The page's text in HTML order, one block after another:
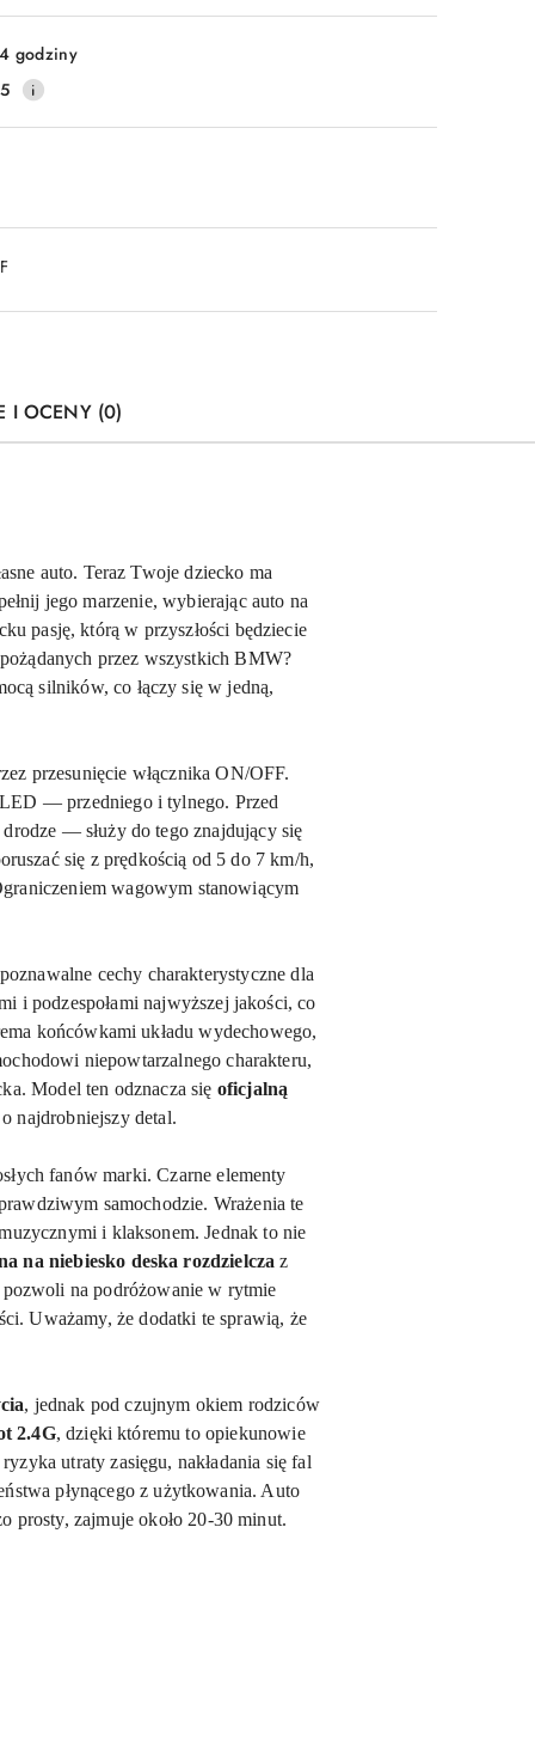
Wyślij
godziny
I OCENY (0)
auto. Teraz Twoje dziecko ma
jego marzenie, wybierając auto na
pasję, którą w przyszłości będziecie
przez wszystkich BMW?
silników, co łączy się w jedną,
przesunięcie włącznika ON/OFF.
LED — przedniego i tylnego. Przed
— służy do tego znajdujący się
się z prędkością od 5 do 7 km/h,
wagowym stanowiącym
cechy charakterystyczne dla
i podzespołami najwyższej jakości, co
końcówkami układu wydechowego,
niepowtarzalnego charakteru,
Model ten odznacza się oficjalną
najdrobniejszy detal.
fanów marki. Czarne elementy
samochodzie. Wrażenia te
i klaksonem. Jednak to nie
na niebiesko deska rozdzielcza z
na podróżowanie w rytmie
Uważamy, że dodatki te sprawią, że
, jednak pod czujnym okiem rodziców
2.4G, dzięki któremu to opiekunowie
utraty zasięgu, nakładania się fal
płynącego z użytkowania. Auto
prosty, zajmuje około 20-30 minut.